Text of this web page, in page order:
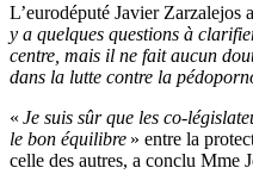
L’eurodéputé Javier Zarzalejos
y a quelques questions à
centre, mais il ne fait aucun
dans la lutte contre la
« Je suis sûr que les co-
le bon équilibre » entre la
celle des autres, a conclu Mme